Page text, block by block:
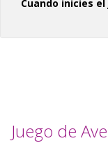
Cuando inicies
Juego de